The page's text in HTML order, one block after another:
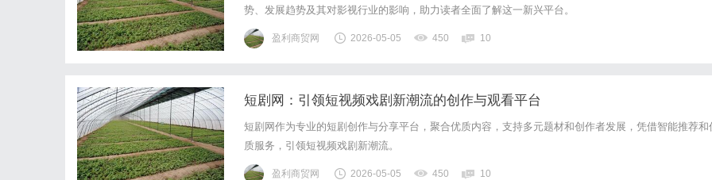
势、发展趋势及其对影视行业的影响，助力读者全面了解这一新兴平台。
盈利商贸网 2026-05-05 450 10
短剧网：引领短视频戏剧新潮流的创作与观看平台
短剧网作为专业的短剧创作与分享平台，聚合优质内容，支持多元题材和创作者发展，凭借智能推荐和
质服务，引领短视频戏剧新潮流。
盈利商贸网 2026-05-05 450 10